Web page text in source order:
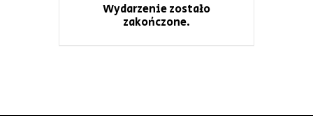
Wydarzenie zostało
zakończone.